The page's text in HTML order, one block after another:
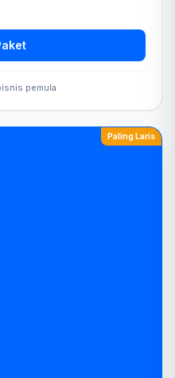
pemula
Paling Laris